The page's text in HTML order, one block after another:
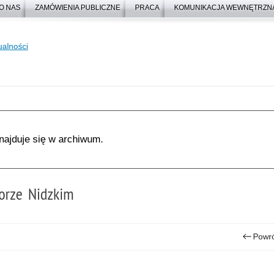
NAS ZAMÓWIENIA PUBLICZNE PRACA KOMUNIKACJA
się w archiwum.
Nidzkim